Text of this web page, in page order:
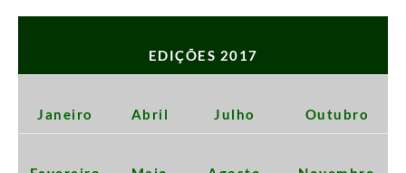
EDIÇÕES 2017
Janeiro Abril Julho Outubro